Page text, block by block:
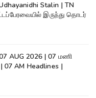
Stalin | TN
இருந்து தொடர்
AUG 2026 | 07 மணி
07 AM Headlines |